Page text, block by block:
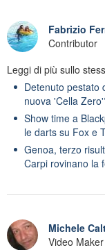
Fabrizio
Contributor
Leggi di più sullo
Detenuto pestato
nuova 'Cella
Show time a
le darts su Fox e
Genoa, terzo
Carpi rovinano la
Michele
Video Maker